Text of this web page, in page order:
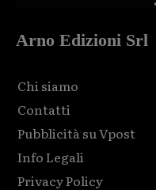
Arno Edizioni Srl
Chi siamo
Contatti
Pubblicità su Vpost
Info Legali
Privacy Policy